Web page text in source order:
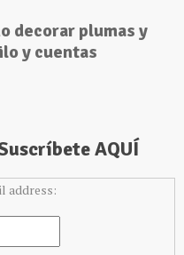
decorar plumas y
y cuentas
AQUÍ
address: